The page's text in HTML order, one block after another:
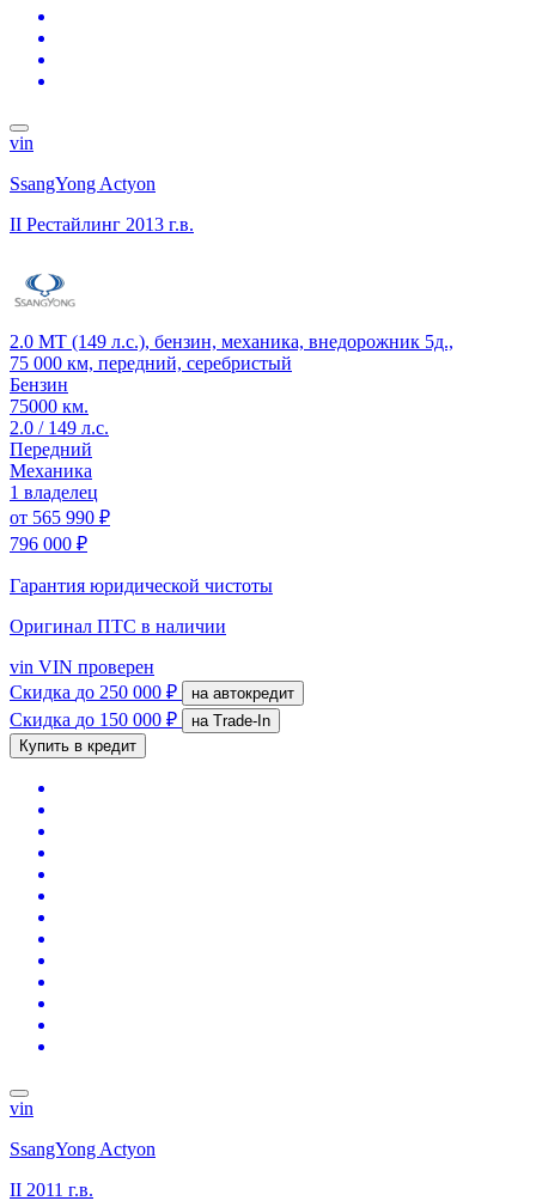
vin
SsangYong Actyon
II Рестайлинг 2013 г.в.
2.0 MT (149 л.с.), бензин, механика, внедорожник 5д.,
75 000 км, передний, серебристый
Бензин
75000 км.
2.0 / 149 л.с.
Передний
Механика
1 владелец
от 565 990 ₽
796 000 ₽
Гарантия юридической чистоты
Оригинал ПТС в наличии
vin VIN проверен
Скидка до 250 000 ₽ на автокредит
Скидка до 150 000 ₽
на Trade-In
Купить в кредит
vin
SsangYong Actyon
II 2011 г.в.